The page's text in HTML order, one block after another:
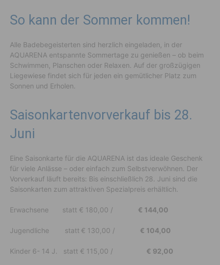
So kann der Sommer kommen!
Alle Badebegeisterten sind herzlich eingeladen, in der
AQUARENA entspannte Sommertage zu genießen – ob beim
Schwimmen, Planschen oder Relaxen. Auf der großzügigen
Liegewiese findet sich für jeden ein gemütlicher Platz zum
Sonnen und Erholen.
Saisonkartenvorverkauf bis 28.
Juni
Eine Saisonkarte für die AQUARENA ist das ideale Geschenk
für viele Anlässe – oder einfach zum Selbstverwöhnen. Der
Vorverkauf läuft bereits: Bis einschließlich 28. Juni sind die
Saisonkarten zum attraktiven Spezialpreis erhältlich.
Erwachsene statt € 180,00 / € 144,00
Jugendliche statt € 130,00 / € 104,00
Kinder 6- 14 J. statt € 115,00 / € 92,00